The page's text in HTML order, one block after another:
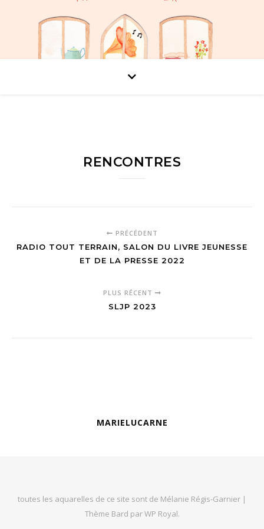
RENCONTRES
PRÉCÉDENT
RADIO TOUT TERRAIN, SALON DU LIVRE JEUNESSE
ET DE LA PRESSE 2022
PLUS RÉCENT
SLJP 2023
MARIELUCARNE
toutes les aquarelles de ce site sont de Mélanie Régis-Garnier |
Thème Bard parWP Royal.